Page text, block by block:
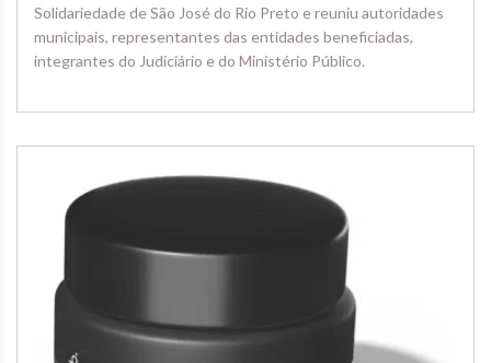
Solidariedade de São José do Rio Preto e reuniu autoridades
municipais, representantes das entidades beneficiadas,
integrantes do Judiciário e do Ministério Público.